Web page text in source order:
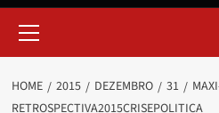
HOME 2015 DEZEMBRO 31
RETROSPECTIVA2015CRISEPOLITICA